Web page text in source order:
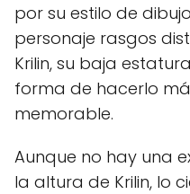
por su estilo de
personaje rasgos
Krilin, su baja
forma de hacerlo
memorable.
Aunque no hay una
la altura de Krilin, lo